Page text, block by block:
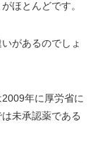
ほとんどです。
があるのでしょ
年に厚労省に
未承認薬である